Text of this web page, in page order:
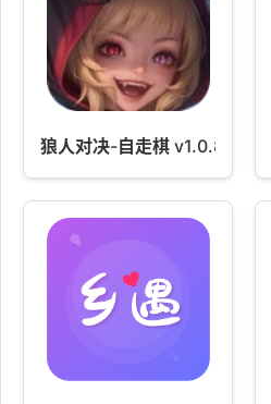
狼人对决-自走棋 v1.0.85